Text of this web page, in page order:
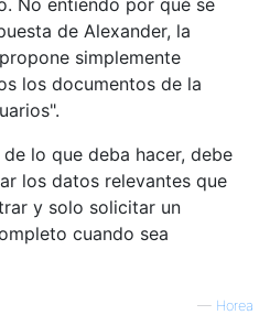
de Alexander, la
simplemente
los documentos de la
lo que deba hacer, debe
los datos relevantes que
y solo solicitar un
cuando sea
— Horea